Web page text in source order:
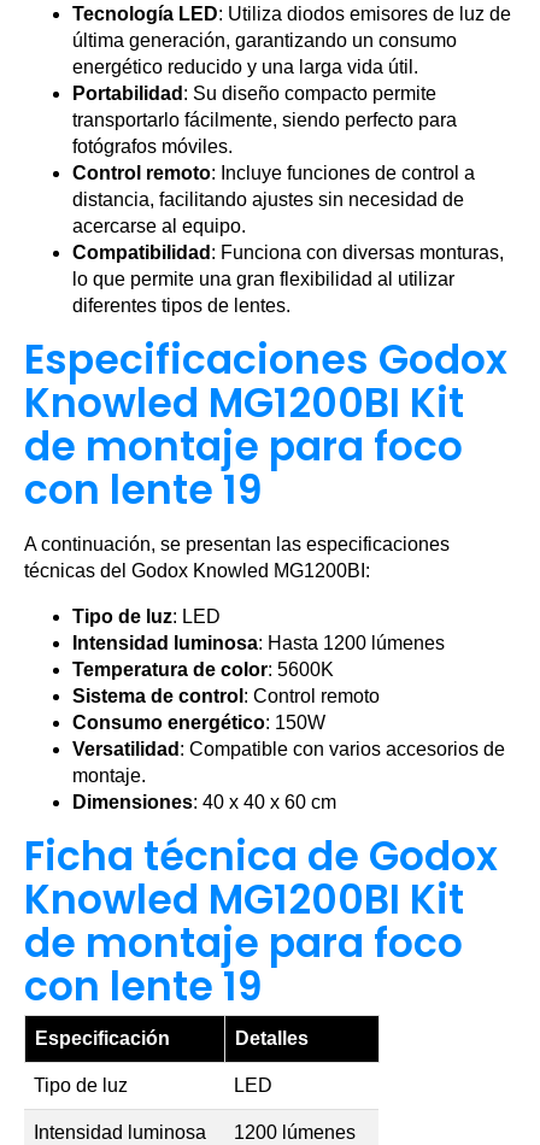
Tecnología LED: Utiliza diodos emisores de luz de
última generación, garantizando un consumo
energético reducido y una larga vida útil.
Portabilidad : Su diseño compacto permite
transportarlo fácilmente, siendo perfecto para
fotógrafos móviles.
Control remoto: Incluye funciones de control a
distancia, facilitando ajustes sin necesidad de
acercarse al equipo.
Compatibilidad : Funciona con diversas monturas,
lo que permite una gran flexibilidad al utilizar
diferentes tipos de lentes.
Especificaciones Godox
Knowled MG1200BI Kit
de montaje para foco
con lente 19
A continuación, se presentan las especificaciones
técnicas del Godox Knowled MG1200BI:
Tipo de luz: LED
Intensidad luminosa: Hasta 1200 lúmenes
Temperatura de color: 5600K
Sistema de control : Control remoto
Consumo energético: 150W
Versatilidad : Compatible con varios accesorios de
montaje.
Dimensiones: 40 x 40 x 60 cm
Ficha técnica de Godox
Knowled MG1200BI Kit
de montaje para foco
con lente 19
Especificación Detalles
Tipo de luz LED
Intensidad luminosa 1200 lúmenes